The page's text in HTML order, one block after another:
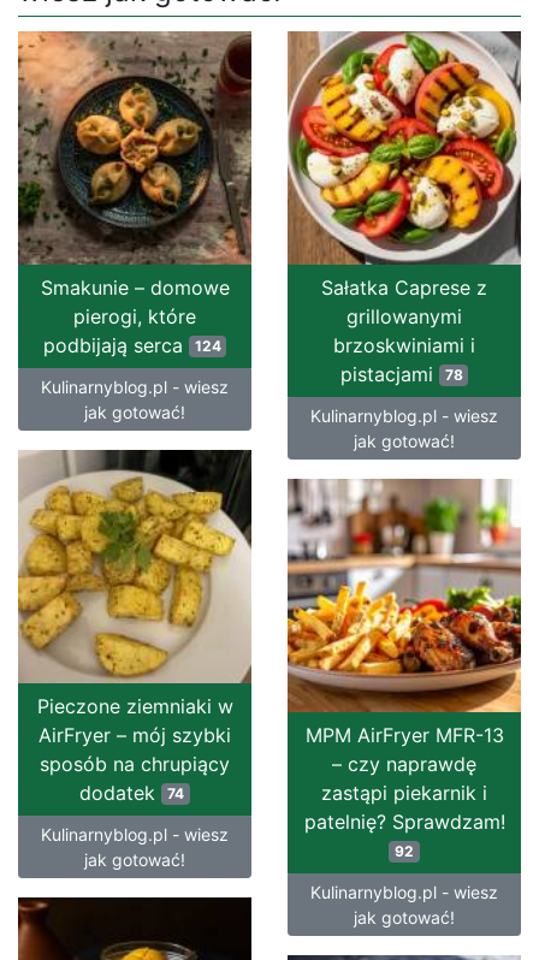
Smakunie – domowe
pierogi, które
podbijają serca
124
Kulinarnyblog.pl - wiesz
jak gotować!
Sałatka Caprese z
grillowanymi
brzoskwiniami i
pistacjami
78
Kulinarnyblog.pl - wiesz
jak gotować!
Pieczone ziemniaki w
AirFryer – mój szybki
sposób na chrupiący
dodatek 74
Kulinarnyblog.pl - wiesz
jak gotować!
MPM AirFryer MFR-13
– czy naprawdę
zastąpi piekarnik i
patelnię? Sprawdzam!
92
Kulinarnyblog.pl - wiesz
jak gotować!